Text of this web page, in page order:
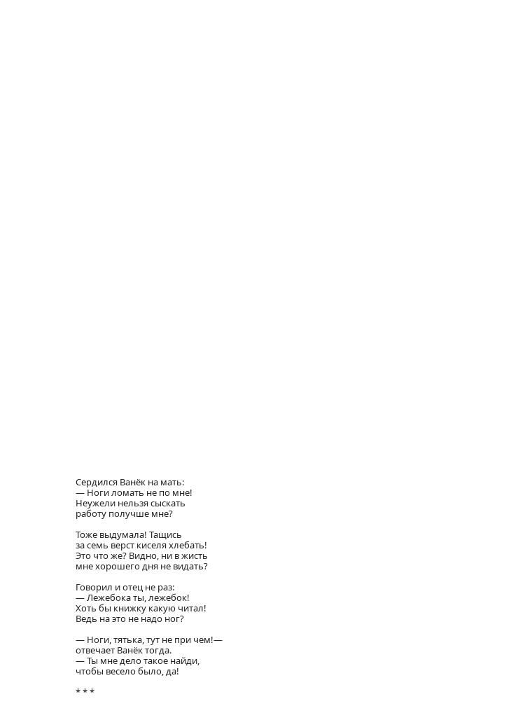
Сердился Ванёк на мать:
— Ноги ломать не по мне!
Неужели нельзя сыскать
работу получше мне?
Тоже выдумала! Тащись
за семь верст киселя хлебать!
Это что же? Видно, ни в жисть
мне хорошего дня не видать?
Говорил и отец не раз:
— Лежебока ты, лежебок!
Хоть бы книжку какую читал!
Ведь на это не надо ног?
— Ноги, тятька, тут не при чем!—
отвечает Ванёк тогда.
— Ты мне дело такое найди,
чтобы весело было, да!
* * *